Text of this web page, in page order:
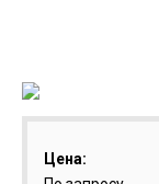
Цена: